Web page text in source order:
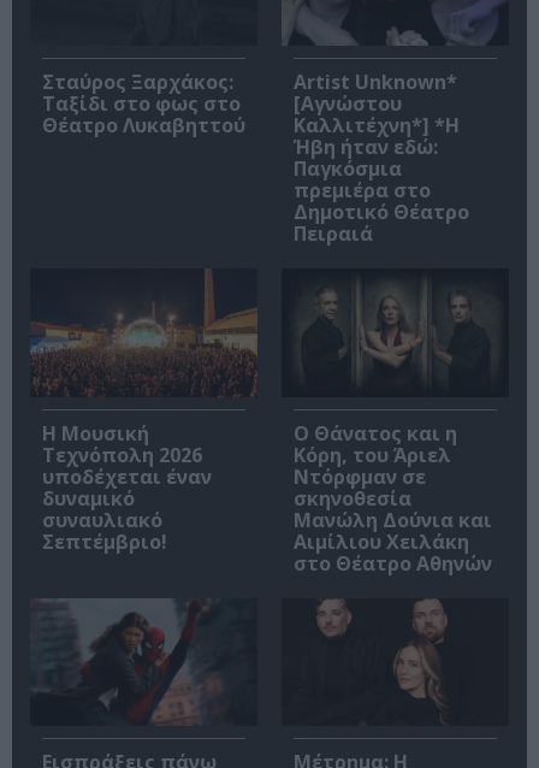
Σταύρος Ξαρχάκος:
Ταξίδι στο φως στο
Θέατρο Λυκαβηττού
Artist Unknown*
[Αγνώστου
Καλλιτέχνη*] *Η
Ήβη ήταν εδώ:
Παγκόσμια
πρεμιέρα στο
Δημοτικό Θέατρο
Πειραιά
Η Μουσική
Τεχνόπολη 2026
υποδέχεται έναν
δυναμικό
συναυλιακό
Σεπτέμβριο!
Ο Θάνατος και η
Κόρη, του Άριελ
Ντόρφμαν σε
σκηνοθεσία
Μανώλη Δούνια και
Αιμίλιου Χειλάκη
στο Θέατρο Αθηνών
Εισπράξεις πάνω
Μέτρημα: Η